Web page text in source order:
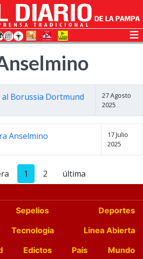
Borussia Dortmund
27 Agosto
2025
Anselmino
17 Julio
2025
1 2 última
Sepelios
Deportes
Tecnología
Linea Abierta
Edictos País
Mundo